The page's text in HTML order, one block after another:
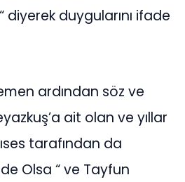
diyerek duygularını ifade
ardından söz ve
ait olan ve yıllar
tarafından da
Olsa “ ve Tayfun